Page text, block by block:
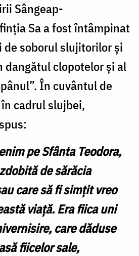
Sângeap-
Sa a fost întâmpinat
soborul slujitorilor şi
dangătul clopotelor şi al
În cuvântul de
cadrul slujbei,
pe Sfânta Teodora,
de sărăcia
care să fi simțit vreo
viață. Era fiica uni
care dăduse
fiicelor sale,